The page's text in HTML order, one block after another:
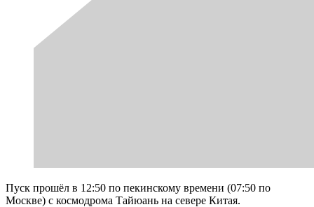
Пуск прошёл в 12:50 по пекинскому времени (07:50 по
Москве) с космодрома Тайюань на севере Китая.